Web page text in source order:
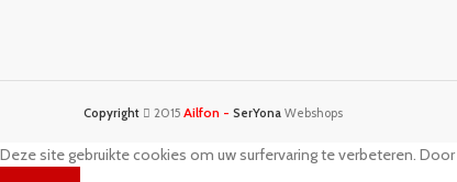
Copyright 2015 Ailfon - SerYona Webshops
Deze site gebruikte cookies om uw surfervaring te verbeteren.